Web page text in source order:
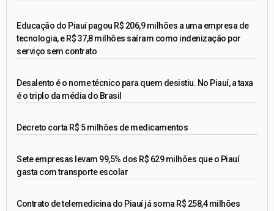
Educação do Piauí pagou R$ 206,9 milhões a uma empresa de
tecnologia, e R$ 37,8 milhões saíram como indenização por
serviço sem contrato
Desalento é o nome técnico para quem desistiu. No Piauí, a taxa
é o triplo da média do Brasil
Decreto corta R$ 5 milhões de medicamentos
Sete empresas levam 99,5% dos R$ 629 milhões que o Piauí
gasta com transporte escolar
Contrato de telemedicina do Piauí já soma R$ 258,4 milhões